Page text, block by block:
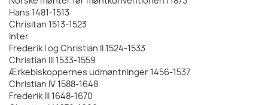
Hans 1481-1513
Chrisitan 1513-1523
Inter
Frederik I og Christian II 1524-1533
Christian III 1533-1559
Ærkebiskoppernes udmøntninger 1456-1537
Christian IV 1588-1648
Frederik III 1648-1670